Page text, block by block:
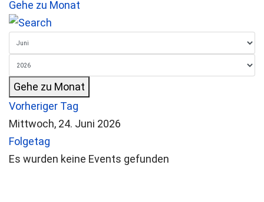
Gehe zu Monat
Gehe zu Monat
Vorheriger Tag
Mittwoch, 24. Juni 2026
Folgetag
Es wurden keine Events gefunden